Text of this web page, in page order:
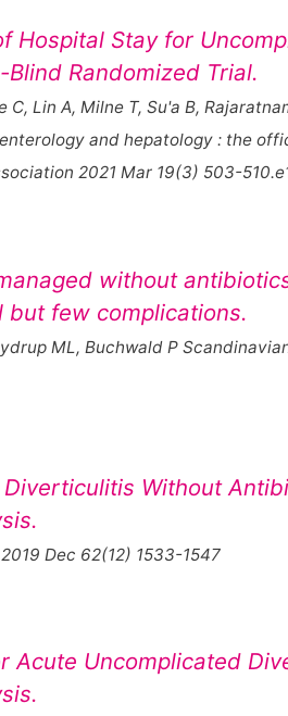
Hospital Stay for
Randomized Trial.
C, Lin A, Milne T, Su'a B,
and hepatology : the
2021 Mar 19(3) 503-
without
few complications.
ML, Buchwald P
Without
Dec 62(12) 1533-1547
Acute Uncomplicated